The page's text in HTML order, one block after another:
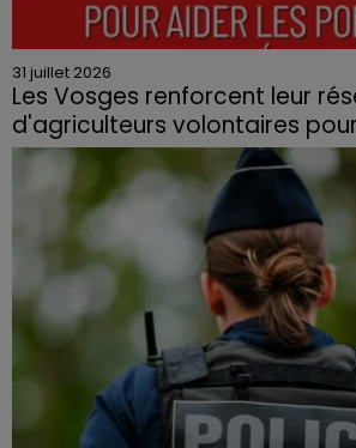
31 juillet 2026
Les Vosges renforcent leur
d'agriculteurs volontaires
Face à la sécheresse et aux risques
la Chambre d'agriculture des
aux agriculteurs volontaires pour